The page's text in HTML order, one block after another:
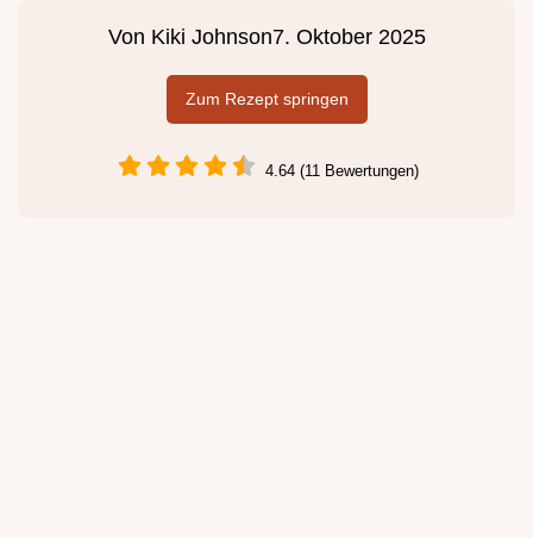
Von Kiki Johnson7. Oktober 2025
Zum Rezept springen
4.64 (11 Bewertungen)